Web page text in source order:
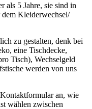
als 5 Jahre, sie sind in
dem Kleiderwechsel/
zu gestalten, denk bei
eine Tischdecke,
Tisch), Wechselgeld
werden von uns
an, wie
wählen zwischen